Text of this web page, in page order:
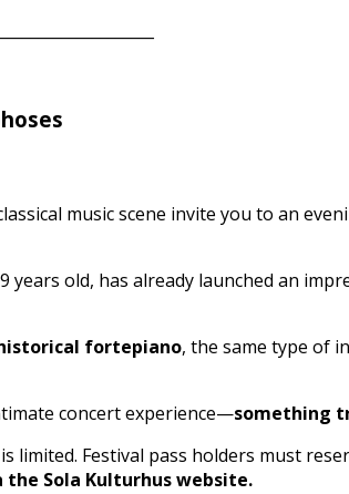
music scene invite you to an
years old, has already launched an
fortepiano, the same type of
concert experience—something
limited. Festival pass holders must
Sola Kulturhus website.